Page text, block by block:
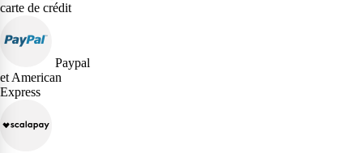
carte de crédit
Paypal
et American
Express